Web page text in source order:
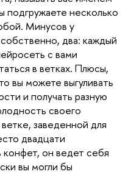
подгружаете несколько
Минусов у
два: каждый
с вами
в ветках. Плюсы,
вы можете выгуливать
и получать разную
своего
заведенной для
двадцати
он ведет себя
вы могли бы